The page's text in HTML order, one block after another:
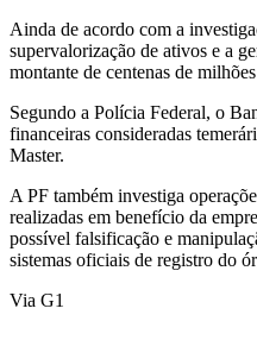
Ainda de acordo com a
supervalorização de ativos e a
montante de centenas de
Segundo a Polícia Federal, o
financeiras consideradas
Master.
A PF também investiga
realizadas em benefício da
possível falsificação e
sistemas oficiais de registro do
Via G1